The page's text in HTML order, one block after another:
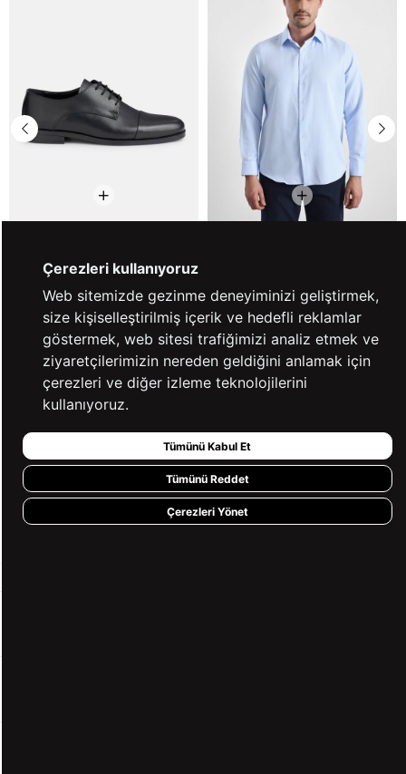
1.Ürüne %20 | 2.Ürüne %50 İndirim! 2'li Alımlarda %50 İndirim!
ALIŞVERİŞ
SEÇENEKLERİ
İADE GARANTİSİ
ÜCRETSİZ KARGO
Çerezleri kullanıyoruz
Web sitemizde gezinme deneyiminizi geliştirmek,
size kişiselleştirilmiş içerik ve hedefli reklamlar
göstermek, web sitesi trafiğimizi analiz etmek ve
ziyaretçilerimizin nereden geldiğini anlamak için
çerezleri ve diğer izleme teknolojilerini
kullanıyoruz.
Tümünü Kabul Et
Tümünü Reddet
Çerezleri Yönet